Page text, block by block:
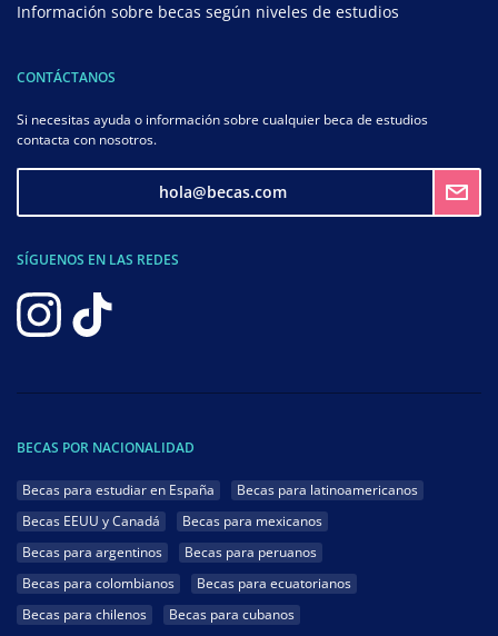
Información sobre becas según niveles de estudios
CONTÁCTANOS
Si necesitas ayuda o información sobre cualquier beca de estudios
contacta con nosotros.
hola@becas.com
SÍGUENOS EN LAS REDES
BECAS POR NACIONALIDAD
Becas para estudiar en España
Becas para latinoamericanos
Becas EEUU y Canadá
Becas para mexicanos
Becas para argentinos
Becas para peruanos
Becas para colombianos
Becas para ecuatorianos
Becas para chilenos
Becas para cubanos